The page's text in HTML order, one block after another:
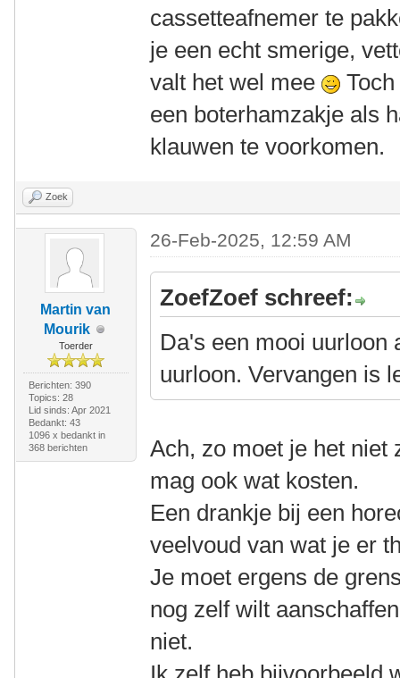
cassetteafnemer te
je een echt smerige,
valt het wel mee
een boterhamzakje als
klauwen te voorkomen.
Zoek
Martin van
Mourik
Toerder
Berichten: 390
Topics: 28
Lid sinds: Apr 2021
Bedankt: 43
1096 x bedankt in
368 berichten
26-Feb-2025, 12:59 AM
ZoefZoef schreef:
Da's een mooi uurloon
uurloon. Vervangen is
Ach, zo moet je het niet
mag ook wat kosten.
Een drankje bij een
veelvoud van wat je er
Je moet ergens de
nog zelf wilt
niet.